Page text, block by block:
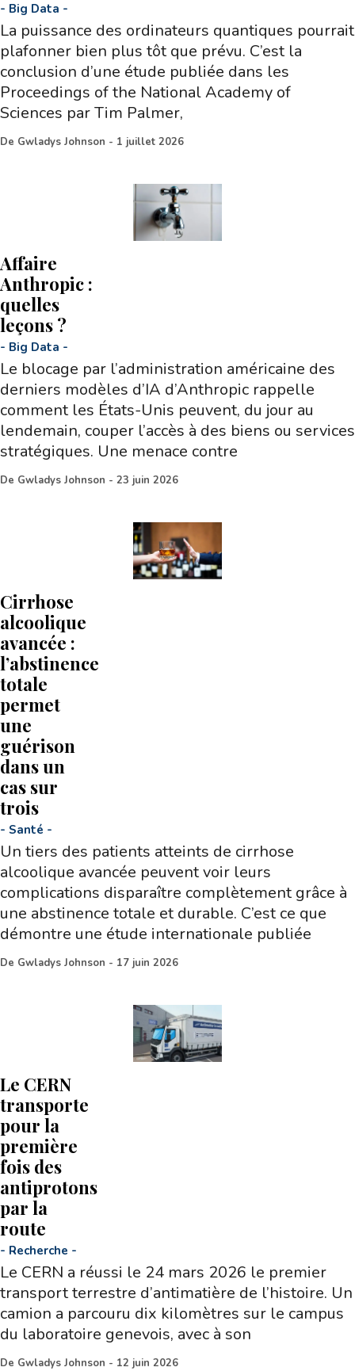
- Big Data -
La puissance des ordinateurs quantiques pourrait
plafonner bien plus tôt que prévu. C’est la
conclusion d’une étude publiée dans les
Proceedings of the National Academy of
Sciences par Tim Palmer,
De Gwladys Johnson - 1 juillet 2026
Affaire
Anthropic :
quelles
leçons ?
- Big Data -
Le blocage par l’administration américaine des
derniers modèles d’IA d’Anthropic rappelle
comment les États-Unis peuvent, du jour au
lendemain, couper l’accès à des biens ou services
stratégiques. Une menace contre
De Gwladys Johnson - 23 juin 2026
Cirrhose
alcoolique
avancée :
l’abstinence
totale
permet
une
guérison
dans un
cas sur
trois
- Santé -
Un tiers des patients atteints de cirrhose
alcoolique avancée peuvent voir leurs
complications disparaître complètement grâce à
une abstinence totale et durable. C’est ce que
démontre une étude internationale publiée
De Gwladys Johnson - 17 juin 2026
Le CERN
transporte
pour la
première
fois des
antiprotons
par la
route
- Recherche -
Le CERN a réussi le 24 mars 2026 le premier
transport terrestre d’antimatière de l’histoire. Un
camion a parcouru dix kilomètres sur le campus
du laboratoire genevois, avec à son
De Gwladys Johnson - 12 juin 2026